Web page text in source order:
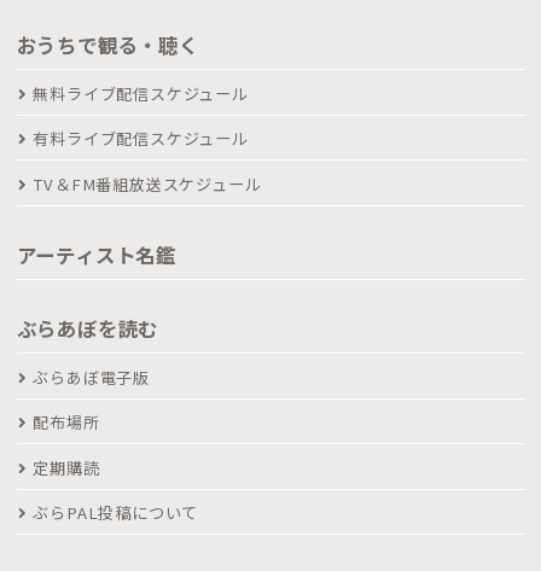
おうちで観る・聴く
無料ライブ配信スケジュール
有料ライブ配信スケジュール
TV＆FM番組放送スケジュール
アーティスト名鑑
ぶらあぼを読む
ぶらあぼ電子版
配布場所
定期購読
ぶらPAL投稿について